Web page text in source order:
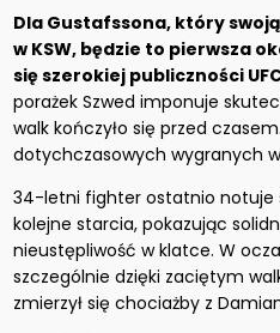
Dla Gustafssona, który
w KSW, będzie to pierwsza
się szerokiej publiczności
porażek Szwed imponuje
walk kończyło się przed
dotychczasowych wygranych
34-letni fighter ostatnio notuje
kolejne starcia, pokazując
nieustępliwość w klatce. W
szczególnie dzięki zaciętym
zmierzył się chociażby z